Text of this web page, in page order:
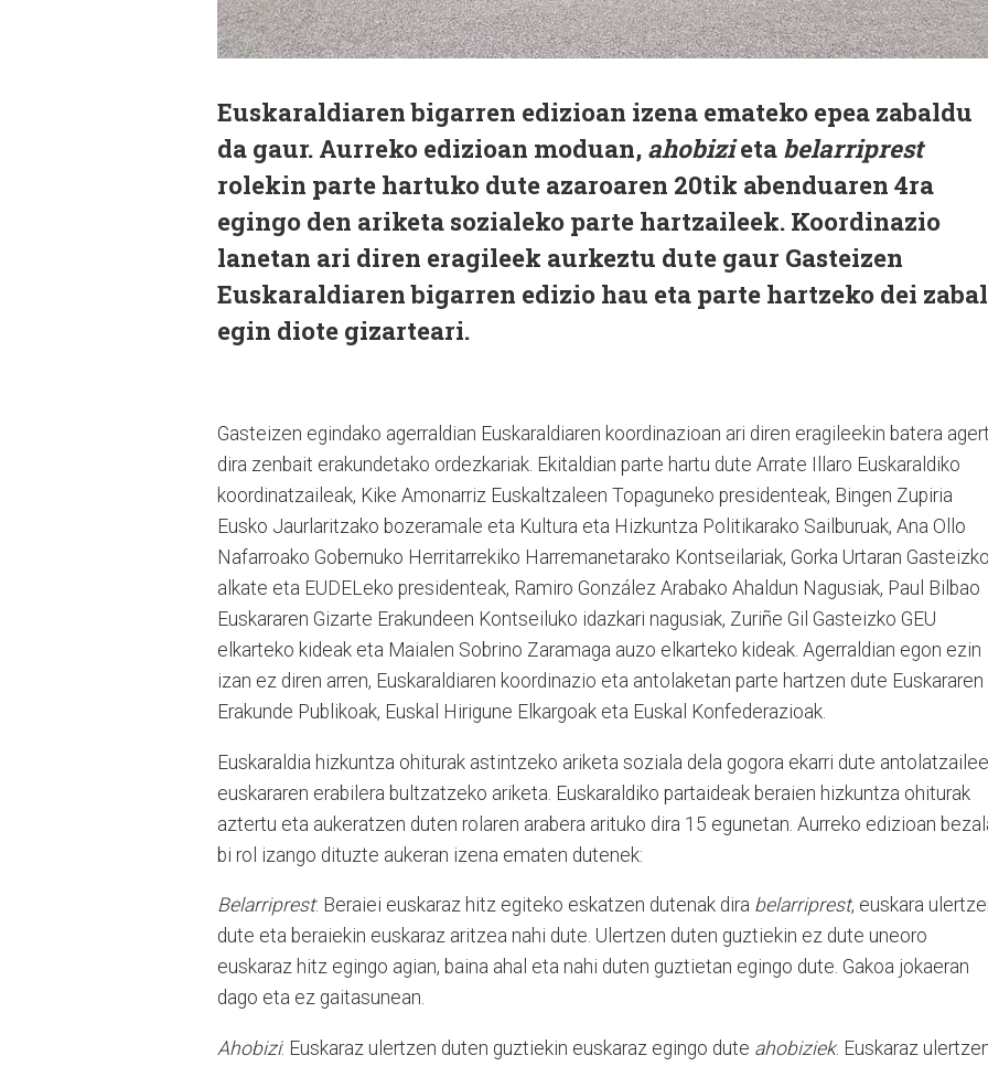
Euskaraldiaren bigarren edizioan izena emateko epea zabaldu
da gaur. Aurreko edizioan moduan, ahobizieta belarriprest
rolekin parte hartuko dute azaroaren 20tik abenduaren 4ra
egingo den ariketa sozialeko parte hartzaileek. Koordinazio
lanetan ari diren eragileek aurkeztu dute gaur Gasteizen
Euskaraldiaren bigarren edizio hau eta parte hartzeko dei
egin diote gizarteari.
Gasteizen egindako agerraldian Euskaraldiaren koordinazioan ari diren eragileekin batera
dira zenbait erakundetako ordezkariak. Ekitaldian parte hartu dute Arrate Illaro Euskaraldiko
koordinatzaileak, Kike Amonarriz Euskaltzaleen Topaguneko presidenteak, Bingen Zupiria
Eusko Jaurlaritzako bozeramale eta Kultura eta Hizkuntza Politikarako Sailburuak, Ana Ollo
Nafarroako Gobernuko Herritarrekiko Harremanetarako Kontseilariak, Gorka Urtaran
alkate eta EUDELeko presidenteak, Ramiro González Arabako Ahaldun Nagusiak, Paul Bilbao
Euskararen Gizarte Erakundeen Kontseiluko idazkari nagusiak, Zuriñe Gil Gasteizko GEU
elkarteko kideak eta Maialen Sobrino Zaramaga auzo elkarteko kideak. Agerraldian egon ezin
izan ez diren arren, Euskaraldiaren koordinazio eta antolaketan parte hartzen dute Euskararen
Erakunde Publikoak, Euskal Hirigune Elkargoak eta Euskal Konfederazioak.
Euskaraldia hizkuntza ohiturak astintzeko ariketa soziala dela gogora ekarri dute
euskararen erabilera bultzatzeko ariketa. Euskaraldiko partaideak beraien hizkuntza ohiturak
aztertu eta aukeratzen duten rolaren arabera arituko dira 15 egunetan. Aurreko edizioan
bi rol izango dituzte aukeran izena ematen dutenek:
Belarriprest: Beraiei euskaraz hitz egiteko eskatzen dutenak dira belarriprest, euskara
dute eta beraiekin euskaraz aritzea nahi dute. Ulertzen duten guztiekin ez dute uneoro
euskaraz hitz egingo agian, baina ahal eta nahi duten guztietan egingo dute. Gakoa jokaeran
dago eta ez gaitasunean.
Ahobizi: Euskaraz ulertzen duten guztiekin euskaraz egingo dute ahobiziek. Euskaraz